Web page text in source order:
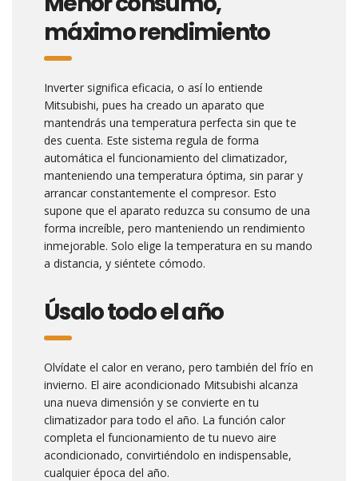
máximo rendimiento
Inverter significa eficacia, o así lo entiende
Mitsubishi, pues ha creado un aparato que
mantendrás una temperatura perfecta sin que te
des cuenta. Este sistema regula de forma
automática el funcionamiento del climatizador,
manteniendo una temperatura óptima, sin parar y
arrancar constantemente el compresor. Esto
supone que el aparato reduzca su consumo de una
forma increíble, pero manteniendo un rendimiento
inmejorable. Solo elige la temperatura en su mando
a distancia, y siéntete cómodo.
Úsalo todo el año
Olvídate el calor en verano, pero también del frío en
invierno. El aire acondicionado Mitsubishi alcanza
una nueva dimensión y se convierte en tu
climatizador para todo el año. La función calor
completa el funcionamiento de tu nuevo aire
acondicionado, convirtiéndolo en indispensable,
cualquier época del año.